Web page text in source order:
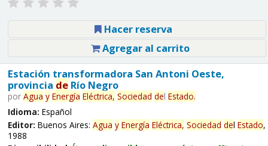
Hacer reserva
Agregar al carrito
Estación transformadora San Antoni Oeste,
provincia deRío Negro
por Agua y Energía Eléctrica, Sociedad del Estado.
Idioma: Español
Editor: Buenos Aires: Agua y Energía Eléctrica, Sociedad del Estado,
1988